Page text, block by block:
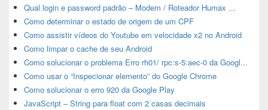
Qual login e password padrão – Modem / Roteador Humax ...
Como determinar o estado de origem de um CPF
Como assistir vídeos do Youtube em velocidade x2 no Android
Como limpar o cache de seu Android
Como solucionar o problema Erro rh01/ rpc:s-5:aec-0 da Googl...
Como usar o “Inspecionar elemento” do Google Chrome
Como solucionar o erro 920 da Google Play
JavaScript – String para float com 2 casas decimais